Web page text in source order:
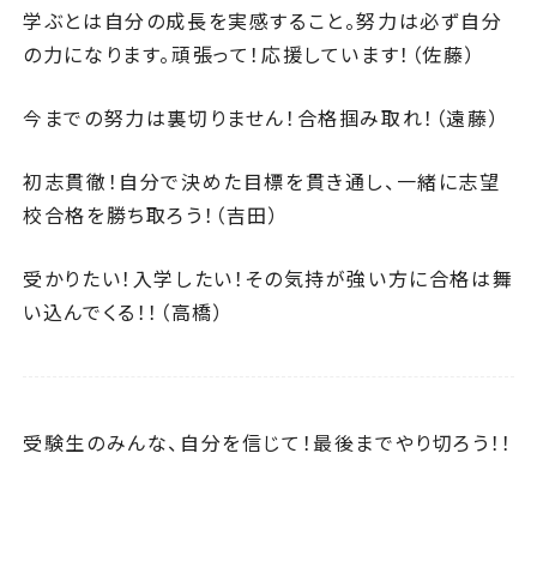
学ぶとは自分の成長を実感すること。努力は必ず自分
の力になります。頑張って！応援しています！（佐藤）
今までの努力は裏切りません！合格掴み取れ！（遠藤）
初志貫徹！自分で決めた目標を貫き通し、一緒に志望
校合格を勝ち取ろう！（吉田）
受かりたい！入学したい！その気持が強い方に合格は舞
い込んでくる！！（高橋）
受験生のみんな、自分を信じて！最後までやり切ろう！！